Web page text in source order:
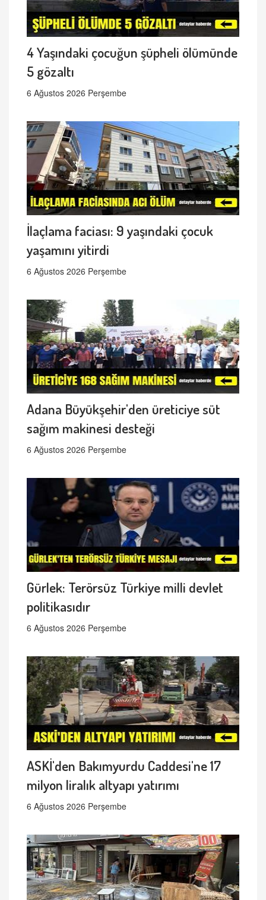
4 Yaşındaki çocuğun şüpheli ölümünde
5 gözaltı
6 Ağustos 2026 Perşembe
İlaçlama faciası: 9 yaşındaki çocuk
yaşamını yitirdi
6 Ağustos 2026 Perşembe
Adana Büyükşehir'den üreticiye süt
sağım makinesi desteği
6 Ağustos 2026 Perşembe
Gürlek: Terörsüz Türkiye milli devlet
politikasıdır
6 Ağustos 2026 Perşembe
ASKİ'den Bakımyurdu Caddesi'ne 17
milyon liralık altyapı yatırımı
6 Ağustos 2026 Perşembe